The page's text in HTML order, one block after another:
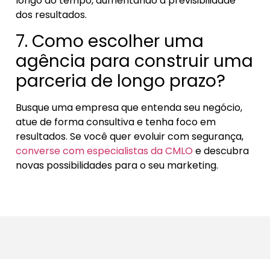
dos resultados.
7. Como escolher uma
agência para construir uma
parceria de longo prazo?
Busque uma empresa que entenda seu negócio,
atue de forma consultiva e tenha foco em
resultados. Se você quer evoluir com segurança,
converse com especialistas da CMLO e descubra
novas possibilidades para o seu marketing.